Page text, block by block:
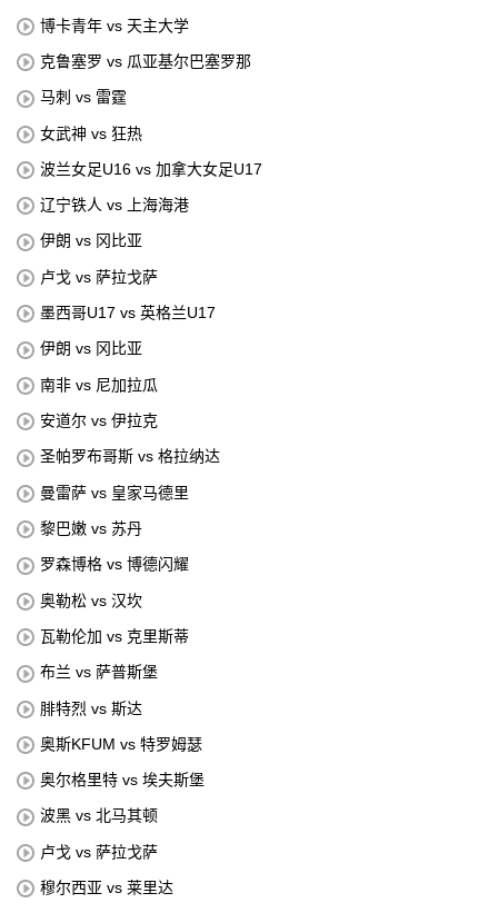
博卡青年 vs 天主大学
克鲁塞罗 vs 瓜亚基尔巴塞罗那
马刺 vs 雷霆
女武神 vs 狂热
波兰女足U16 vs 加拿大女足U17
辽宁铁人 vs 上海海港
伊朗 vs 冈比亚
卢戈 vs 萨拉戈萨
墨西哥U17 vs 英格兰U17
伊朗 vs 冈比亚
南非 vs 尼加拉瓜
安道尔 vs 伊拉克
圣帕罗布哥斯 vs 格拉纳达
曼雷萨 vs 皇家马德里
黎巴嫩 vs 苏丹
罗森博格 vs 博德闪耀
奥勒松 vs 汉坎
瓦勒伦加 vs 克里斯蒂
布兰 vs 萨普斯堡
腓特烈 vs 斯达
奥斯KFUM vs 特罗姆瑟
奥尔格里特 vs 埃夫斯堡
波黑 vs 北马其顿
卢戈 vs 萨拉戈萨
穆尔西亚 vs 莱里达